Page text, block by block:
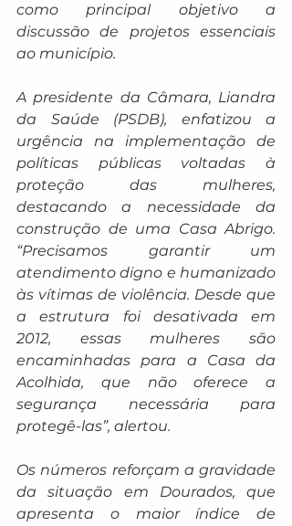
como principal objetivo a
discussão de projetos essenciais
ao município.
A presidente da Câmara, Liandra
da Saúde (PSDB), enfatizou a
urgência na implementação de
políticas públicas voltadas à
proteção das mulheres,
destacando a necessidade da
construção de uma Casa Abrigo.
“Precisamos garantir um
atendimento digno e humanizado
às vítimas de violência. Desde que
a estrutura foi desativada em
2012, essas mulheres são
encaminhadas para a Casa da
Acolhida, que não oferece a
segurança necessária para
protegê-las”, alertou.
Os números reforçam a gravidade
da situação em Dourados, que
apresenta o maior índice de